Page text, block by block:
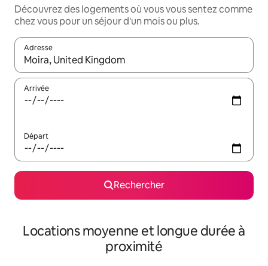
Découvrez des logements où vous vous sentez comme
chez vous pour un séjour d'un mois ou plus.
Adresse
Lorsque les résultats s'affichent, utilisez les flèches vers le
Arrivée
Départ
Rechercher
Locations moyenne et longue durée à
proximité